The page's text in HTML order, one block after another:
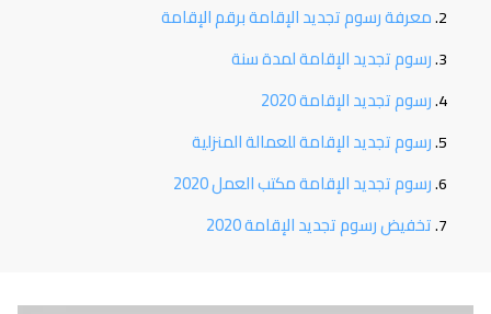
معرفة رسوم تجديد الإقامة برقم الإقامة
رسوم تجديد الإقامة لمدة سنة
رسوم تجديد الإقامة 2020
رسوم تجديد الإقامة للعمالة المنزلية
رسوم تجديد الإقامة مكتب العمل 2020
تخفيض رسوم تجديد الإقامة 2020